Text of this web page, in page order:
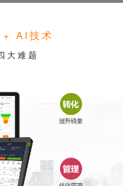
AI技术
大难题